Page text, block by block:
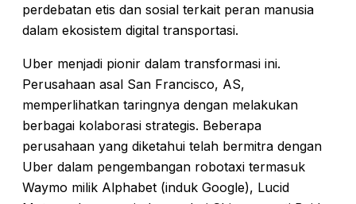
perdebatan etis dan sosial terkait peran manusia
dalam ekosistem digital transportasi.
Uber menjadi pionir dalam transformasi ini.
Perusahaan asal San Francisco, AS,
memperlihatkan taringnya dengan melakukan
berbagai kolaborasi strategis. Beberapa
perusahaan yang diketahui telah bermitra dengan
Uber dalam pengembangan robotaxi termasuk
Waymo milik Alphabet (induk Google), Lucid